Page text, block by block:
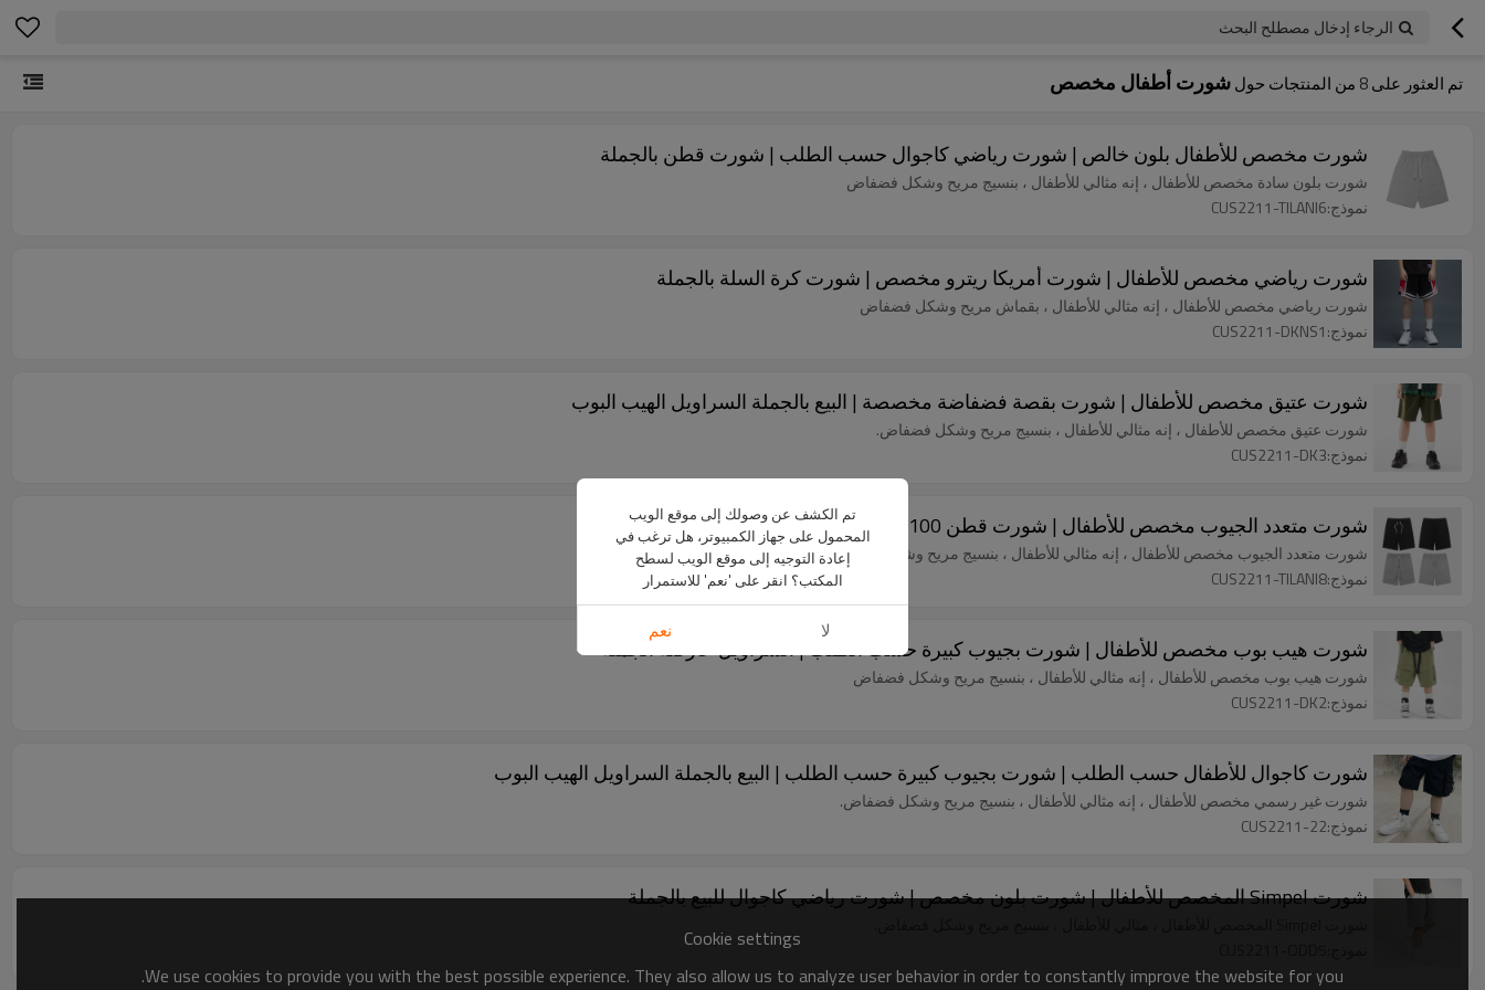
الرجاء إدخال مصطلح البحث
تم العثور على8 من المنتجات حولشورت أطفال مخصص
شورت مخصص للأطفال بلون خالص | شورت رياضي كاجوال حسب الطلب | شورت قطن بالجملة
شورت بلون سادة مخصص للأطفال ، إنه مثالي للأطفال ، بنسيج مريح وشكل فضفاض
نموذج:CUS2211-TILANI6
شورت رياضي مخصص للأطفال | شورت أمريكا ريترو مخصص | شورت كرة السلة بالجملة
شورت رياضي مخصص للأطفال ، إنه مثالي للأطفال ، بقماش مريح وشكل فضفاض
نموذج:CUS2211-DKNS1
شورت عتيق مخصص للأطفال | شورت بقصة فضفاضة مخصصة | البيع بالجملة السراويل الهيب البوب
شورت عتيق مخصص للأطفال ، إنه مثالي للأطفال ، بنسيج مريح وشكل فضفاض.
نموذج:CUS2211-DK3
شورت متعدد الجيوب مخصص للأطفال | شورت قطن 100٪ مخصص | السراويل عارضة الجملة
شورت متعدد الجيوب مخصص للأطفال ، إنه مثالي للأطفال ، بنسيج مريح وشكل فضفاض
نموذج:CUS2211-TILANI8
شورت هيب بوب مخصص للأطفال | شورت بجيوب كبيرة حسب الطلب | السراويل عارضة الجملة
شورت هيب بوب مخصص للأطفال ، إنه مثالي للأطفال ، بنسيج مريح وشكل فضفاض
نموذج:CUS2211-DK2
شورت كاجوال للأطفال حسب الطلب | شورت بجيوب كبيرة حسب الطلب | البيع بالجملة السراويل الهيب البوب
شورت غير رسمي مخصص للأطفال ، إنه مثالي للأطفال ، بنسيج مريح وشكل فضفاض.
نموذج:CUS2211-22
شورت Simpel المخصص للأطفال | شورت بلون مخصص | شورت رياضي كاجوال للبيع بالجملة
Cookie settings
We use cookies to provide you with the best possible experience. They also allow us to analyze user behavior in order to constantly improve the website for you.
تم الكشف عن وصولك إلى موقع الويب
المحمول على جهاز الكمبيوتر، هل ترغب في
إعادة التوجيه إلى موقع الويب لسطح
المكتب؟ انقر على 'نعم' للاستمرار
لا نعم